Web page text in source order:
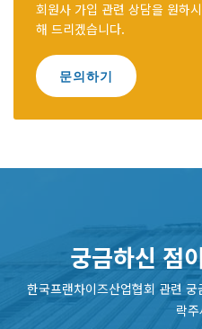
회원사 가입 관련 상담을 원하
해 드리겠습니다.
문의하기
궁금하신 점
한국프랜차이즈산업협회 관련
락